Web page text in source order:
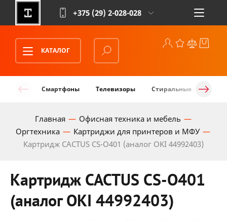
+375 (29) 2-028-028
КАТАЛОГ
Смартфоны Телевизоры Стиральные машины
Главная
Офисная техника и мебель
Оргтехника
Картриджи для принтеров и МФУ
Картридж CACTUS CS-O401 (аналог OKI 44992403)
Картридж CACTUS CS-O401
(аналог OKI 44992403)